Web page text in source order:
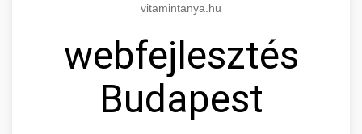
vitamintanya.hu
webfejlesztés
Budapest